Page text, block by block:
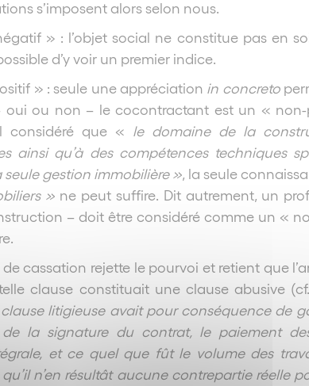
s’imposent alors selon nous.
» : l’objet social ne constitue pas en
d’y voir un premier indice.
» : seule une appréciation in concreto
oui ou non – le cocontractant est un « non-
considéré que « le domaine de la
ainsi qu’à des compétences techniques
seule gestion immobilière » , la seule
» ne peut suffire. Dit autrement, un
– doit être considéré comme un «
cassation rejette le pourvoi et retient que
clause constituait une clause abusive
litigieuse avait pour conséquence de
la signature du contrat, le paiement
et ce quel que fût le volume des
qu’il n’en résultât aucune contrepartie réelle